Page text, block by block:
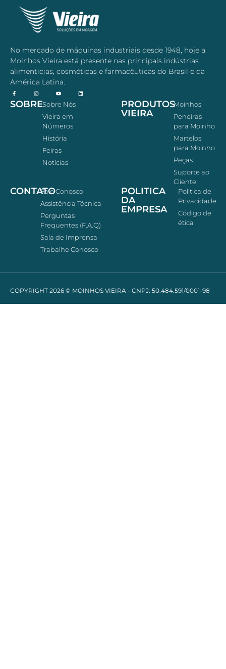
No mercado de máquinas industriais desde 1948, hoje a
Moinhos Vieira está presente nas principais indústrias
alimentícias, cosméticas e farmacêuticas do Brasil e da
América Latina.
SOBRESobre Nós
Vieira em
Números
História
Feiras
Notícias
PRODUTOS
VIEIRA
Moinhos
Peneiras
para Moinho
Martelos
para Moinho
Peças
Suporte ao
Cliente
CONTATOFale Conosco
Assistência Técnica
Perguntas
Frequentes (F.A.Q)
Sala de Imprensa
Trabalhe Conosco
POLITICA
DA
EMPRESA
Politica de
Privacidade
Código de
ética
COPYRIGHT 2026 © MOINHOS VIEIRA - CNPJ: 50.484.591/0001-98